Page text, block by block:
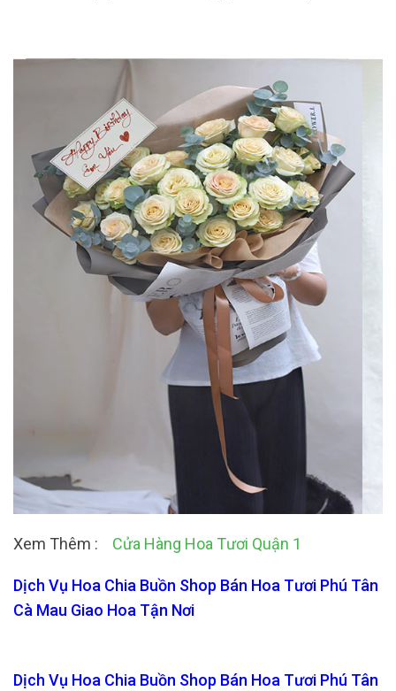
Xem Thêm : Cửa Hàng Hoa Tươi Quận 1
Dịch Vụ Hoa Chia Buồn Shop Bán Hoa Tươi Phú Tân
Cà Mau Giao Hoa Tận Nơi
Dịch Vụ Hoa Chia Buồn Shop Bán Hoa Tươi Phú Tân